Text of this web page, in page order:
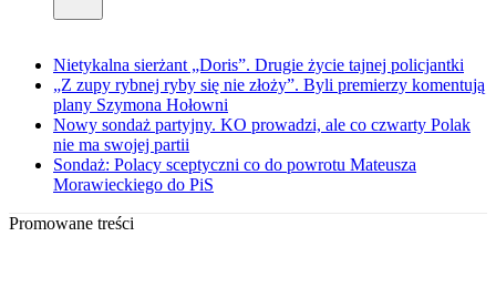
Nietykalna sierżant „Doris”. Drugie życie tajnej policjantki
„Z zupy rybnej ryby się nie złoży”. Byli premierzy komentują
plany Szymona Hołowni
Nowy sondaż partyjny. KO prowadzi, ale co czwarty Polak
nie ma swojej partii
Sondaż: Polacy sceptyczni co do powrotu Mateusza
Morawieckiego do PiS
Promowane treści